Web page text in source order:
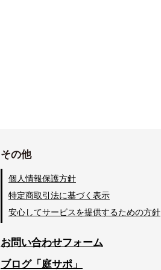
その他
個人情報保護方針
特定商取引法に基づく表示
安心してサービスを提供するための方針
お問い合わせフォーム
ブログ「庭サポ」